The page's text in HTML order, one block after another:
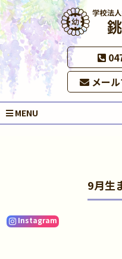
メー
MENU
9月生
Instagram